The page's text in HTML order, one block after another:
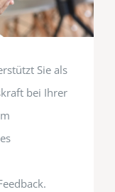
Sie als
bei Ihrer